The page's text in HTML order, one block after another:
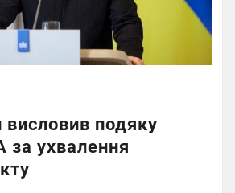
висловив подяку
ухвалення